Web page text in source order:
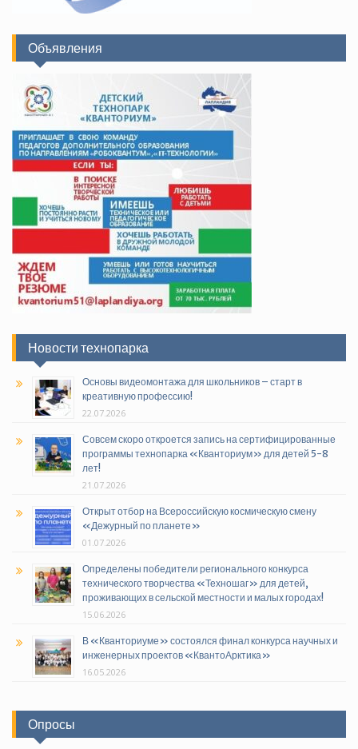
Объявления
Новости технопарка
Основы видеомонтажа для школьников – старт в
креативную профессию!
22.07.2026
Совсем скоро откроется запись на сертифицированные
программы технопарка «Кванториум» для детей 5-8
лет!
21.07.2026
Открыт отбор на Всероссийскую космическую смену
«Дежурный по планете»
01.07.2026
Определены победители регионального конкурса
технического творчества «Техношаг» для детей,
проживающих в сельской местности и малых городах!
15.06.2026
В «Кванториуме» состоялся финал конкурса научных и
инженерных проектов «КвантоАрктика»
16.05.2026
Опросы